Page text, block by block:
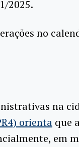
2025.
no
na
orienta que
em